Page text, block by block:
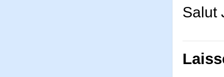
Salut